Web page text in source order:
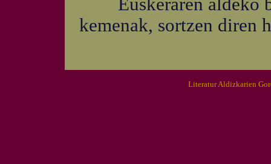
Euskeraren aldeko
kemenak, sortzen diren
Literatur Aldizkarien